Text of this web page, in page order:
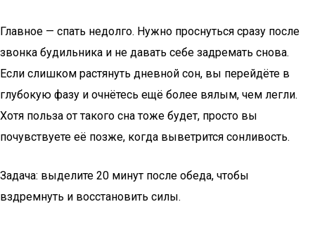
Главное — спать недолго. Нужно проснуться сразу после
звонка будильника и не давать себе задремать снова.
Если слишком растянуть дневной сон, вы перейдёте в
глубокую фазу и очнётесь ещё более вялым, чем легли.
Хотя польза от такого сна тоже будет, просто вы
почувствуете её позже, когда выветрится сонливость.
Задача: выделите 20 минут после обеда, чтобы
вздремнуть и восстановить силы.